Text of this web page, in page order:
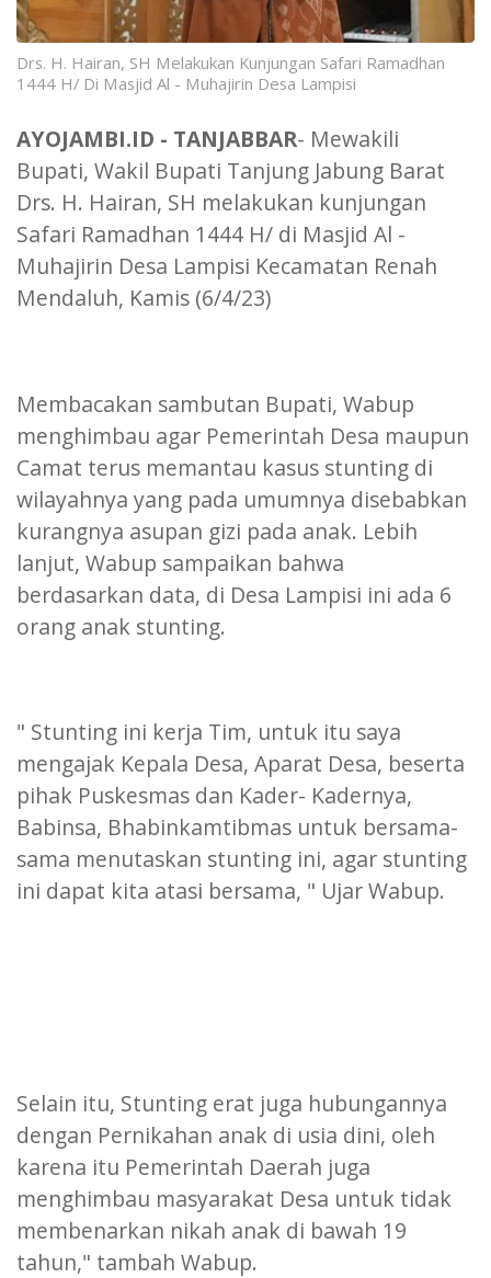
Drs. H. Hairan, SH Melakukan Kunjungan Safari Ramadhan
1444 H/ Di Masjid Al - Muhajirin Desa Lampisi
AYOJAMBI.ID - TANJABBAR- Mewakili
Bupati, Wakil Bupati Tanjung Jabung Barat
Drs. H. Hairan, SH melakukan kunjungan
Safari Ramadhan 1444 H/ di Masjid Al -
Muhajirin Desa Lampisi Kecamatan Renah
Mendaluh, Kamis (6/4/23)
Membacakan sambutan Bupati, Wabup
menghimbau agar Pemerintah Desa maupun
Camat terus memantau kasus stunting di
wilayahnya yang pada umumnya disebabkan
kurangnya asupan gizi pada anak. Lebih
lanjut, Wabup sampaikan bahwa
berdasarkan data, di Desa Lampisi ini ada 6
orang anak stunting.
" Stunting ini kerja Tim, untuk itu saya
mengajak Kepala Desa, Aparat Desa, beserta
pihak Puskesmas dan Kader- Kadernya,
Babinsa, Bhabinkamtibmas untuk bersama-
sama menutaskan stunting ini, agar stunting
ini dapat kita atasi bersama, " Ujar Wabup.
Selain itu, Stunting erat juga hubungannya
dengan Pernikahan anak di usia dini, oleh
karena itu Pemerintah Daerah juga
menghimbau masyarakat Desa untuk tidak
membenarkan nikah anak di bawah 19
tahun," tambah Wabup.